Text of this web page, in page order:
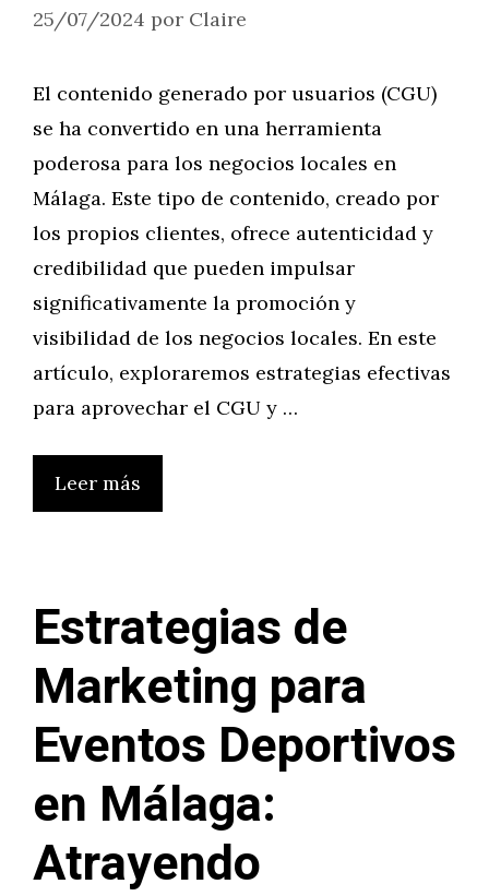
25/07/2024 por Claire
El contenido generado por usuarios (CGU)
se ha convertido en una herramienta
poderosa para los negocios locales en
Málaga. Este tipo de contenido, creado por
los propios clientes, ofrece autenticidad y
credibilidad que pueden impulsar
significativamente la promoción y
visibilidad de los negocios locales. En este
artículo, exploraremos estrategias efectivas
para aprovechar el CGU y …
Leer más
Estrategias de
Marketing para
Eventos Deportivos
en Málaga:
Atrayendo